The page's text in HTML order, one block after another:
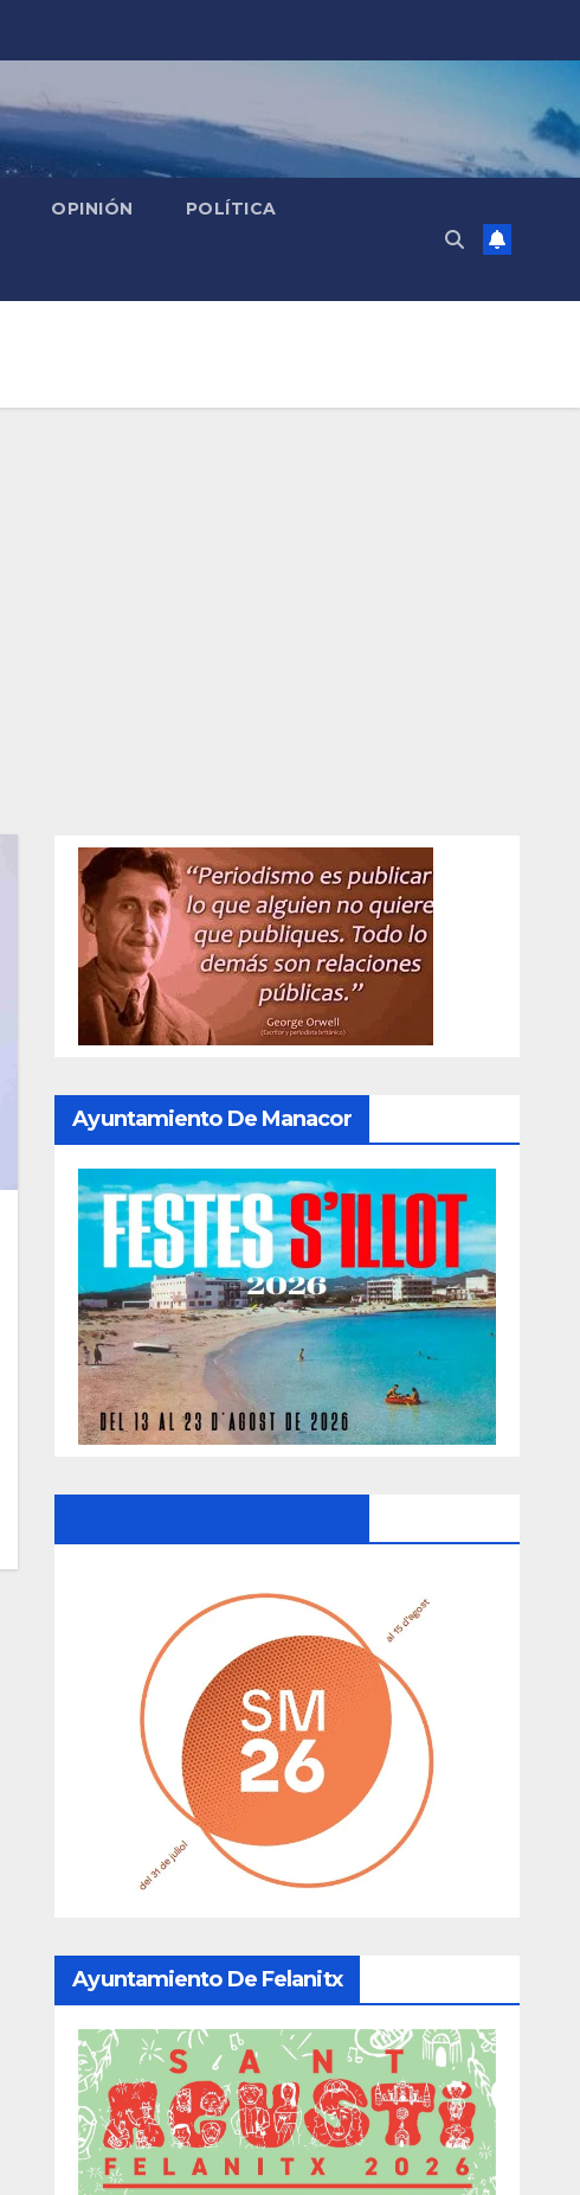
OPINIÓN POLÍTICA
Ayuntamiento De Manacor
Ayuntamiento De Felanitx